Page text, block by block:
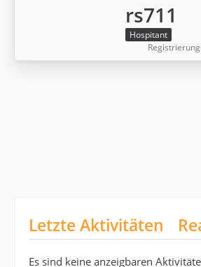
rs711
Hospitant
Letzte Aktivitäten
Es sind keine anzeigbaren